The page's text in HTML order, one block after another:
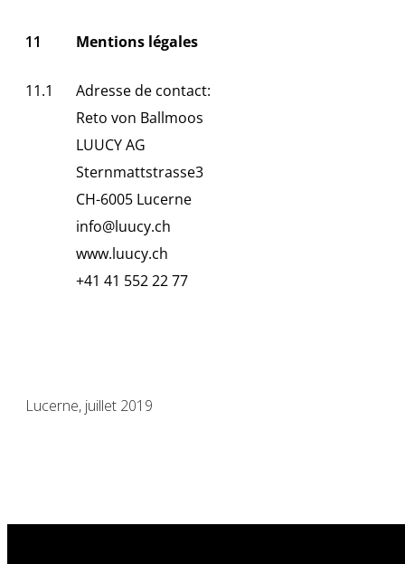
Mentions légales
Adresse de contact:
Reto von Ballmoos
LUUCY AG
Sternmattstrasse3
CH-6005 Lucerne
info@luucy.ch
www.luucy.ch
+41 41 552 22 77
Lucerne, juillet 2019